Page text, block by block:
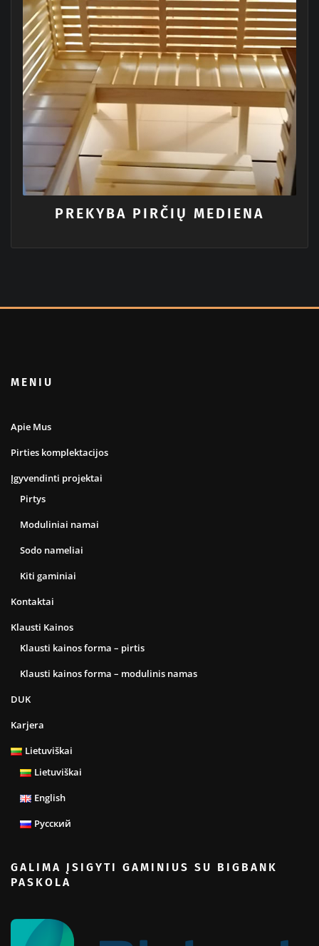
PREKYBA PIRČIŲ MEDIENA
MENIU
Apie Mus
Pirties komplektacijos
Įgyvendinti projektai
Pirtys
Moduliniai namai
Sodo nameliai
Kiti gaminiai
Kontaktai
Klausti Kainos
Klausti kainos forma – pirtis
Klausti kainos forma – modulinis namas
DUK
Karjera
Lietuviškai
Lietuviškai
English
Русский
GALIMA ĮSIGYTI GAMINIUS SU BIGBANK
PASKOLA